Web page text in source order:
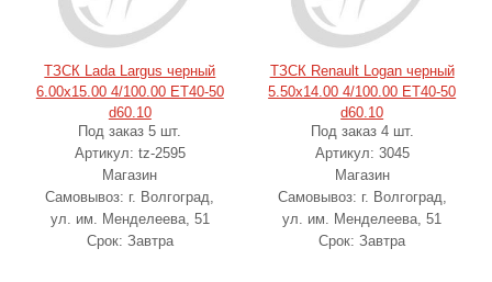
ТЗСК Lada Largus черный
6.00x15.00 4/100.00 ET40-50
d60.10
Под заказ 5 шт.
Артикул: tz-2595
Магазин
Самовывоз: г. Волгоград,
ул. им. Менделеева, 51
Срок: Завтра
ТЗСК Renault Logan черный
5.50x14.00 4/100.00 ET40-50
d60.10
Под заказ 4 шт.
Артикул: 3045
Магазин
Самовывоз: г. Волгоград,
ул. им. Менделеева, 51
Срок: Завтра